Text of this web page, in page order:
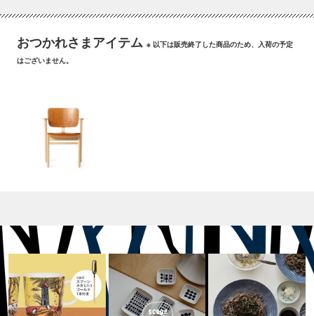
おつかれさまアイテム ※ 以下は販売終了した商品のため、入荷の予定
はございません。